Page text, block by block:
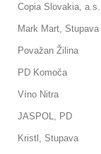
Copia Slovakia,
Mark Mart, Stupava
Považan Žilina
PD Komoča
Víno Nitra
JASPOL, PD
Kristl, Stupava